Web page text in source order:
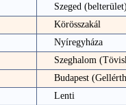
Szeged (belterület)
Körösszakál
Nyíregyháza
Szeghalom
Budapest
Lenti